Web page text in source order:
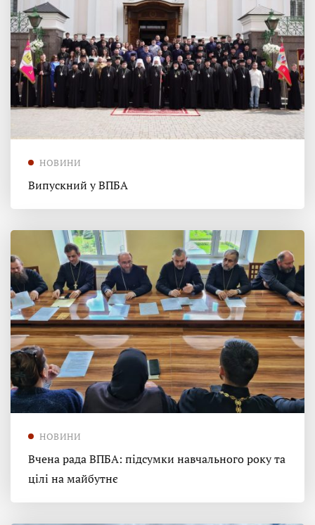
НОВИНИ
Випускний у ВПБА
НОВИНИ
Вчена рада ВПБА: підсумки навчального року та
цілі на майбутнє